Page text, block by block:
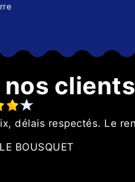
nos clients
délais respectés. Le
BOUSQUET